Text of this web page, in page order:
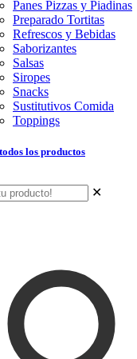
Panes Pizzas y Piadinas
Preparado Tortitas
Refrescos y Bebidas
Saborizantes
Salsas
Siropes
Snacks
Sustitutivos Comida
Toppings
los productos
✕